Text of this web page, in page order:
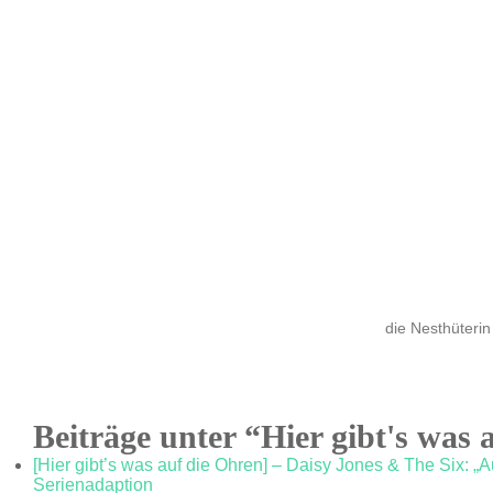
die Nesthüterin
Beiträge unter “Hier gibt's was
[Hier gibt’s was auf die Ohren] – Daisy Jones & The Six:
Serienadaption